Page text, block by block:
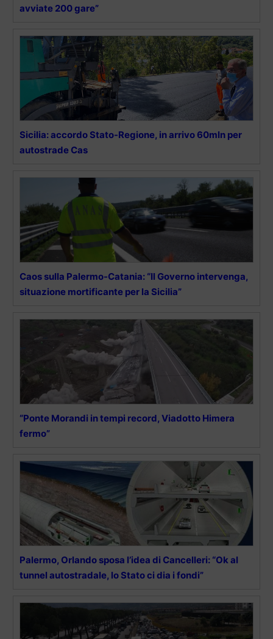
avviate 200 gare”
Sicilia: accordo Stato-Regione, in arrivo 60mln per
autostrade Cas
Caos sulla Palermo-Catania: “Il Governo intervenga,
situazione mortificante per la Sicilia”
“Ponte Morandi in tempi record, Viadotto Himera
fermo”
Palermo, Orlando sposa l’idea di Cancelleri: “Ok al
tunnel autostradale, lo Stato ci dia i fondi”